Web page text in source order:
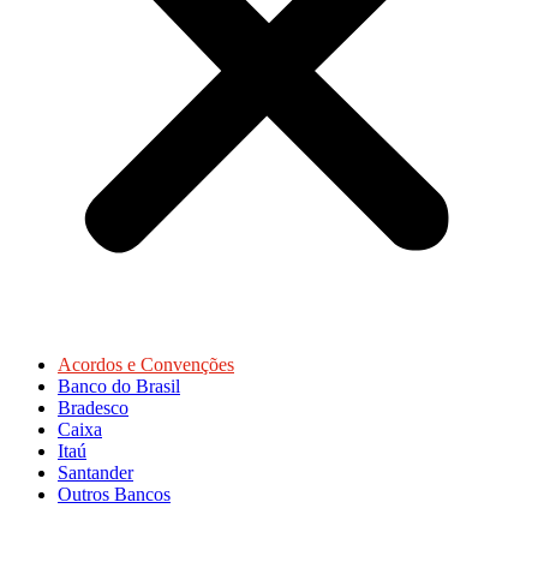
Acordos e Convenções
Banco do Brasil
Bradesco
Caixa
Itaú
Santander
Outros Bancos